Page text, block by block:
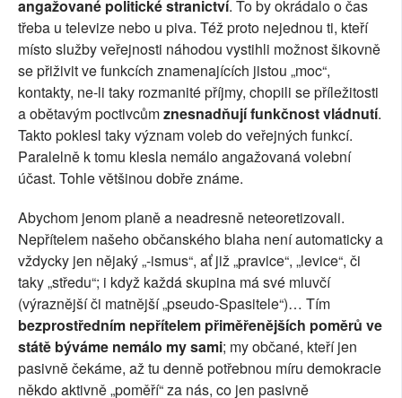
angažované politické stranictví. To by okrádalo o čas
třeba u televize nebo u piva. Též proto nejednou ti, kteří
místo služby veřejnosti náhodou vystihli možnost šikovně
se přiživit ve funkcích znamenajících jistou „moc“,
kontakty, ne-li taky rozmanité příjmy, chopili se příležitosti
a obětavým poctivcůmznesnadňují funkčnost vládnutí.
Takto poklesl taky význam voleb do veřejných funkcí.
Paralelně k tomu klesla nemálo angažovaná volební
účast. Tohle většinou dobře známe.
Abychom jenom planě a neadresně neteoretizovali.
Nepřítelem našeho občanského blaha není automaticky a
vždycky jen nějaký „-ismus“, ať již „pravice“, „levice“, či
taky „středu“; i když každá skupina má své mluvčí
(výraznější či matnější „pseudo-Spasitele“)… Tím
bezprostředním nepřítelem přiměřenějších poměrů ve
státě býváme nemálo my sami; my občané, kteří jen
pasivně čekáme, až tu denně potřebnou míru demokracie
někdo aktivně „poměří“ za nás, co jen pasivně